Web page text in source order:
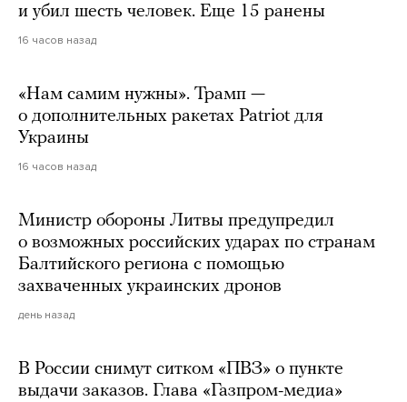
и убил шесть человек. Еще 15 ранены
16 часов назад
«Нам самим нужны». Трамп —
о дополнительных ракетах Patriot для
Украины
16 часов назад
Министр обороны Литвы предупредил
о возможных российских ударах по странам
Балтийского региона с помощью
захваченных украинских дронов
день назад
В России снимут ситком «ПВЗ» о пункте
выдачи заказов. Глава «Газпром-медиа»